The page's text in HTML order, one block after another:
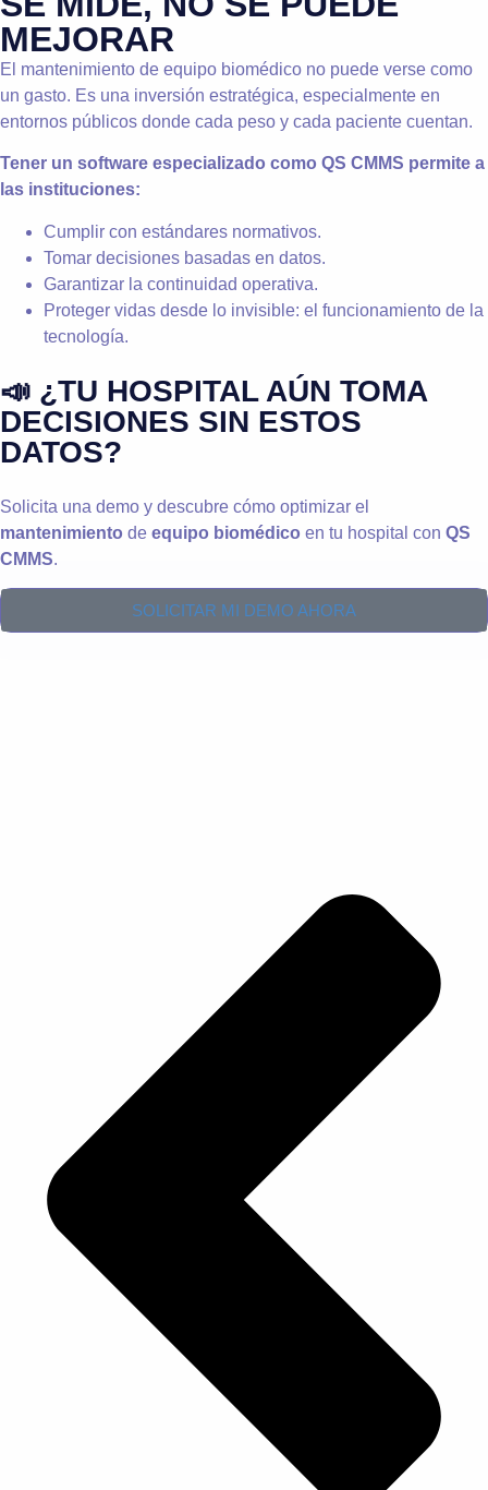
MEJORAR
El mantenimiento de equipo biomédico no puede verse como
un gasto. Es una inversión estratégica, especialmente en
entornos públicos donde cada peso y cada paciente cuentan.
Tener un software especializado como QS CMMS permite a
las instituciones:
Cumplir con estándares normativos.
Tomar decisiones basadas en datos.
Garantizar la continuidad operativa.
Proteger vidas desde lo invisible: el funcionamiento de la
tecnología.
📣 ¿TU HOSPITAL AÚN TOMA
DECISIONES SIN ESTOS
DATOS?
Solicita una demo y descubre cómo optimizar el
mantenimiento de equipo biomédico en tu hospital con QS
CMMS.
SOLICITAR MI DEMO AHORA